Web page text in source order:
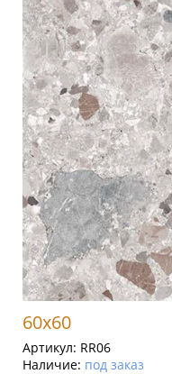
60x60
Артикул: RR06
Наличие: под заказ